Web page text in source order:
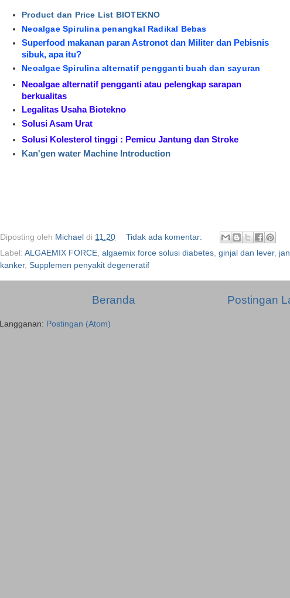
Product dan Price List BIOTEKNO
Neoalgae Spirulina penangkal Radikal Bebas
Superfood makanan paran Astronot dan Militer dan Pebisnis
sibuk, apa itu?
Neoalgae Spirulina alternatif pengganti buah dan sayuran
Neoalgae alternatif pengganti atau pelengkap sarapan
berkualitas
Legalitas Usaha Biotekno
Solusi Asam Urat
Solusi Kolesterol tinggi : Pemicu Jantung dan Stroke
Kan'gen water Machine Introduction
Diposting oleh Michael di 11.20
Tidak ada komentar:
Label: ALGAEMIX FORCE, algaemix force solusi diabetes, ginjal dan lever,
kanker, Supplemen penyakit degeneratif
Postingan
Beranda
Langganan: Postingan (Atom)